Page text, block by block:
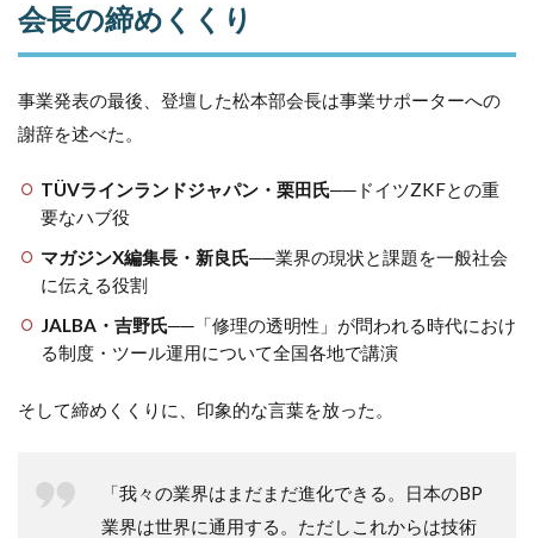
会長の締めくくり
事業発表の最後、登壇した松本部会長は事業サポーターへの
謝辞を述べた。
TÜVラインランドジャパン・栗田氏──ドイツZKFとの重
要なハブ役
マガジンX編集長・新良氏──業界の現状と課題を一般社会
に伝える役割
JALBA・吉野氏──「修理の透明性」が問われる時代におけ
る制度・ツール運用について全国各地で講演
そして締めくくりに、印象的な言葉を放った。
「我々の業界はまだまだ進化できる。日本のBP
業界は世界に通用する。ただしこれからは技術